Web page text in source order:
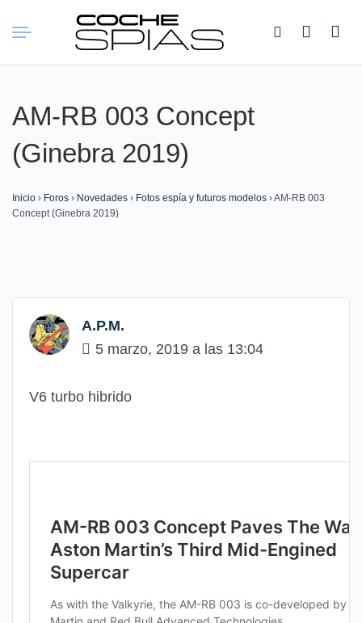
Buscar:
AM-RB 003 Concept
(Ginebra 2019)
Inicio › Foros › Novedades › Fotos espía y futuros modelos ›AM-RB 003
Concept (Ginebra 2019)
A.P.M.
5 marzo, 2019 a las 13:04
V6 turbo hibrido